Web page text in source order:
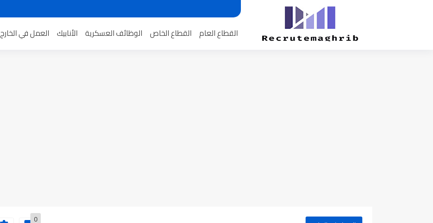
القطاع العام القطاع الخاص الوظائف العسكرية الأنابيك العمل في الخارج
0